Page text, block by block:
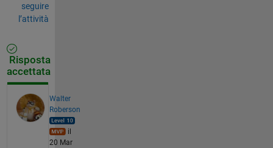
seguire
l’attività
Risposta
accettata
Walter
Roberson
il
20 Mar